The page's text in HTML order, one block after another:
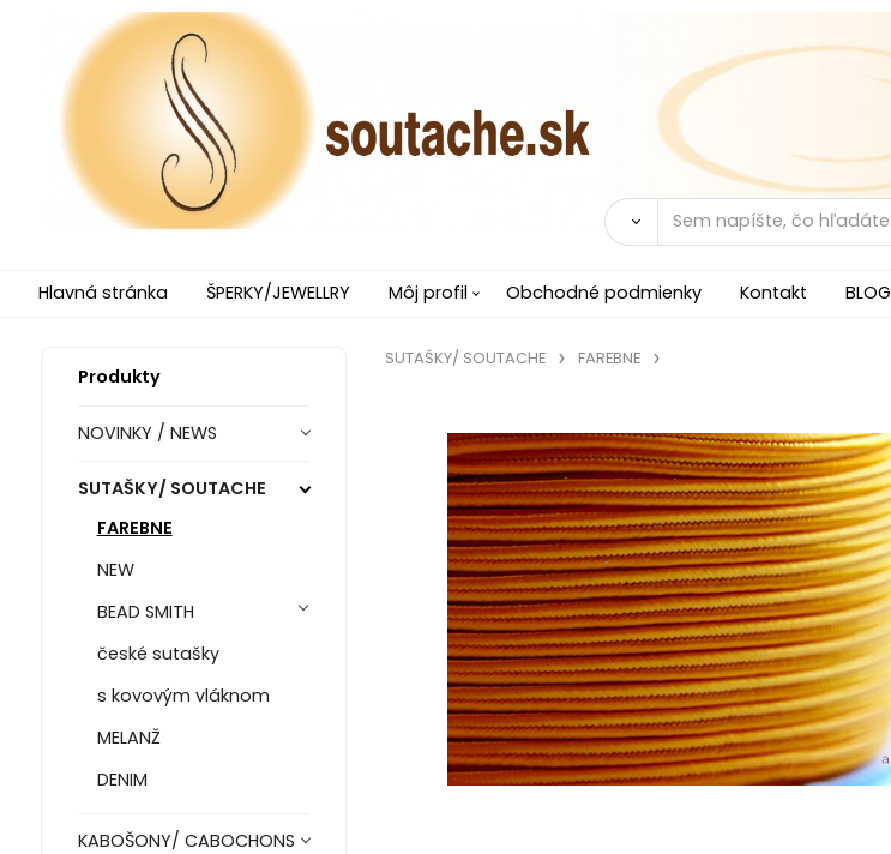
Hlavná stránka ŠPERKY/JEWELLRY Môj profil Obchodné podmienky Kontakt BLOG
Produkty
NOVINKY / NEWS
SUTAŠKY/ SOUTACHE
FAREBNE
NEW
BEAD SMITH
české sutašky
s kovovým vláknom
MELANŽ
DENIM
KABOŠONY/ CABOCHONS
SUTAŠKY/ SOUTACHE FAREBNE